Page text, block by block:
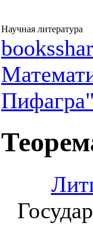
Научная литература